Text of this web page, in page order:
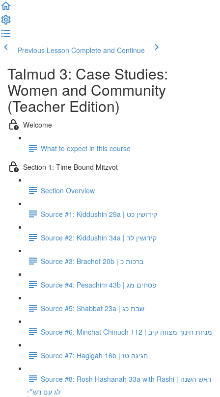
Previous Lesson Complete and Continue
Talmud 3: Case Studies:
Women and Community
(Teacher Edition)
Welcome
What to expect in this course
Section 1: Time Bound Mitzvot
Section Overview
Source #1: Kiddushin 29a | קידושין כט
Source #2: Kiddushin 34a | קידושין לד
Source #3: Brachot 20b | ברכות כ
Source #4: Pesachim 43b | פסחים מג
Source #5: Shabbat 23a | שבת כג
Source #6: Minchat Chinuch 112 | מנחת חינוך מצווה קיב
Source #7: Hagigah 16b | חגיגה טז
Source #8: Rosh Hashanah 33a with Rashi | ראש השנה
לג עם רש״י